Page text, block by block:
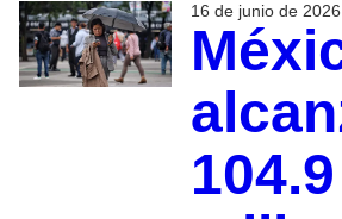
16 de junio de 2026
104.9